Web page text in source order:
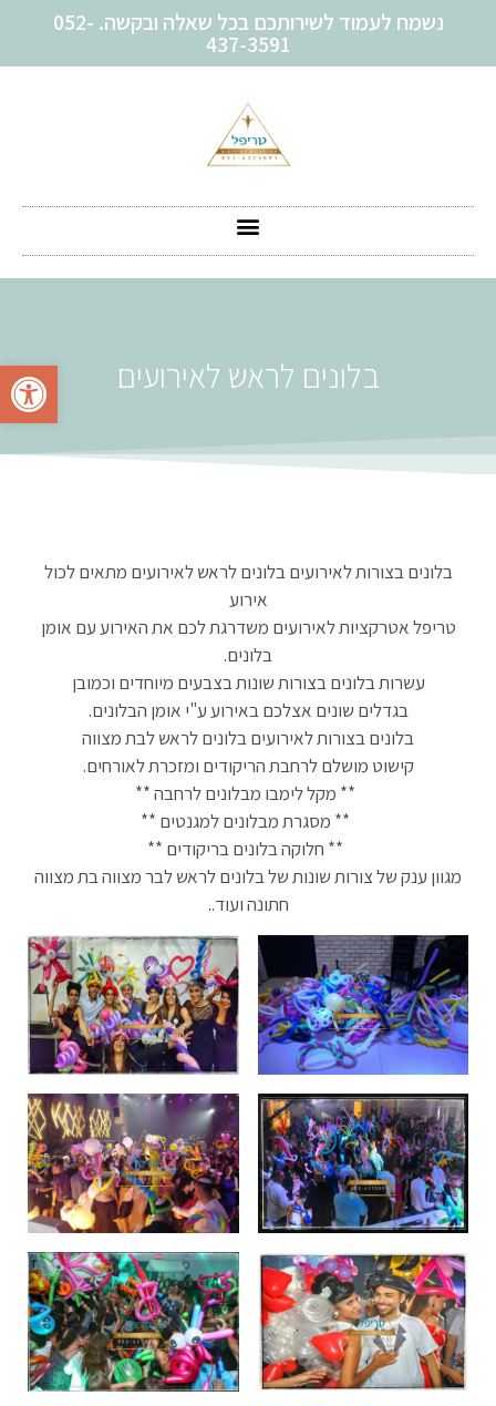
פתח
נשמח לעמוד לשירותכם בכל שאלה ובקשה. 052-
437-3591
בלונים לראש לאירועים
בלונים בצורות לאירועים בלונים לראש לאירועים מתאים לכול
אירוע
טריפל אטרקציות לאירועים משדרגת לכם את האירוע עם אומן
בלונים.
עשרות בלונים בצורות שונות בצבעים מיוחדים וכמובן
בגדלים שונים אצלכם באירוע ע"י אומן הבלונים.
בלונים בצורות לאירועים בלונים לראש לבת מצווה
קישוט מושלם לרחבת הריקודים ומזכרת לאורחים.
** מקל לימבו מבלונים לרחבה **
** מסגרת מבלונים למגנטים **
** חלוקה בלונים בריקודים **
מגוון ענק של צורות שונות של בלונים לראש לבר מצווה בת מצווה
חתונה ועוד..